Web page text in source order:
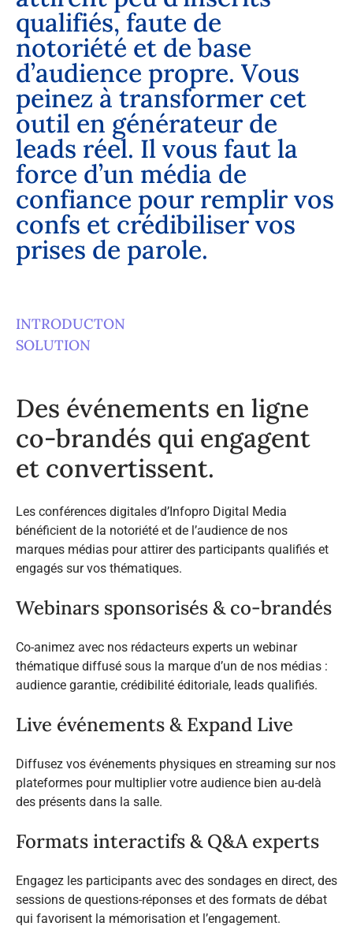
qualifiés,faute de
notoriété et de base
d’audience propre. Vous
peinez à transformer cet
outil en générateur de
leads réel. Ilvous fautla
force d’un média de
confiance pour remplirvos
confs et crédibiliservos
prises de parole.
INTRODUCTON
SOLUTION
Des événements en ligne
co-brandés qui engagent
et convertissent.
Les conférences digitales d’Infopro Digital Media
bénéficient de la notoriété et de l’audience de nos
marques médias pour attirer des participants qualifiés et
engagés sur vos thématiques.
Webinars sponsorisés & co-brandés
Co-animez avec nos rédacteurs experts un webinar
thématique diffusé sous la marque d’un de nos médias :
audience garantie, crédibilité éditoriale, leads qualifiés.
Live événements & Expand Live
Diffusez vos événements physiques en streaming sur nos
plateformes pour multiplier votre audience bien au-delà
des présents dans la salle.
Formats interactifs & Q&A experts
Engagez les participants avec des sondages en direct, des
sessions de questions-réponses et des formats de débat
qui favorisent la mémorisation et l’engagement.